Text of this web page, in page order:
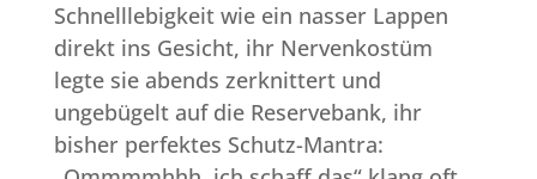
Schnelllebigkeit wie ein nasser Lappen
direkt ins Gesicht, ihr Nervenkostüm
legte sie abends zerknittert und
ungebügelt auf die Reservebank, ihr
bisher perfektes Schutz-Mantra: